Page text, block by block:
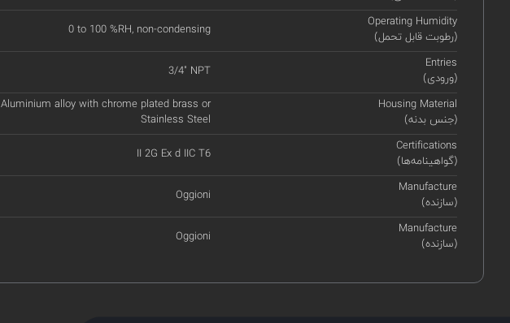
Operating Humidity
(رطوبت قابل تحمل)
0 to 100 %RH, non-condensing
Entries
(ورودی)
3/4" NPT
Housing Material
(جنس بدنه)
Aluminium alloy with chrome plated brass or
Stainless Steel
Certifications
(گواهینامه‌ها)
II 2G Ex d IIC T6
Manufacture
(سازنده)
Oggioni
Manufacture
(سازنده)
Oggioni